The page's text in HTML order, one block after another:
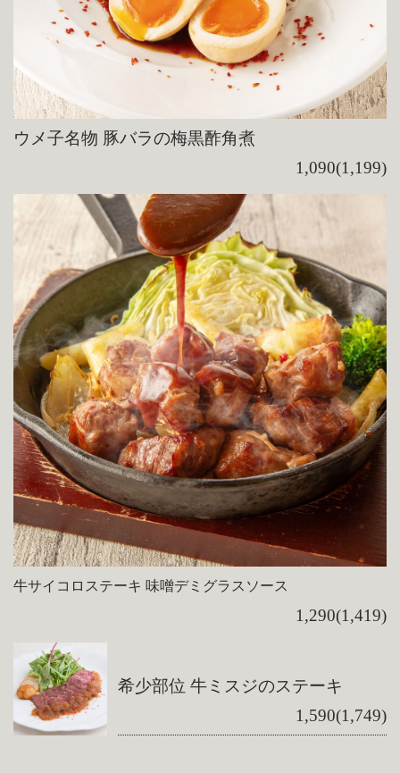
ウメ子名物 豚バラの梅黒酢角煮
1,090(1,199)
牛サイコロステーキ 味噌デミグラスソース
1,290(1,419)
希少部位 牛ミスジのステーキ
1,590(1,749)